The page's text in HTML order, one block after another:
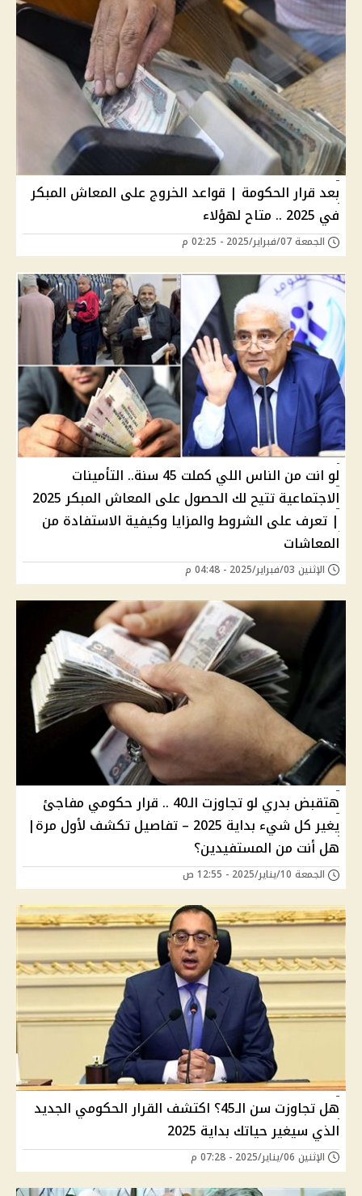
بعد قرار الحكومة | قواعد الخروج على المعاش المبكر
في 2025 .. متاح لهؤلاء
الجمعة 07/فبراير/2025 - 02:25 م
لو انت من الناس اللي كملت 45 سنة.. التأمينات
الاجتماعية تتيح لك الحصول على المعاش المبكر 2025
| تعرف على الشروط والمزايا وكيفية الاستفادة من
المعاشات
الإثنين 03/فبراير/2025 - 04:48 م
هتقبض بدري لو تجاوزت الـ40 .. قرار حكومي مفاجئ
يغير كل شيء بداية 2025 – تفاصيل تكشف لأول مرة|
هل أنت من المستفيدين؟
الجمعة 10/يناير/2025 - 12:55 ص
هل تجاوزت سن الـ45؟ اكتشف القرار الحكومي الجديد
الذي سيغير حياتك بداية 2025
الإثنين 06/يناير/2025 - 07:28 م